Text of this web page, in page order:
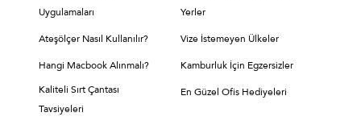
Uygulamaları
Yerler
Ateşölçer Nasıl Kullanılır? Vize İstemeyen Ülkeler
Hangi Macbook Alınmalı?
Kamburluk İçin Egzersizler
Kaliteli Sırt Çantası
Tavsiyeleri
En Güzel Ofis Hediyeleri